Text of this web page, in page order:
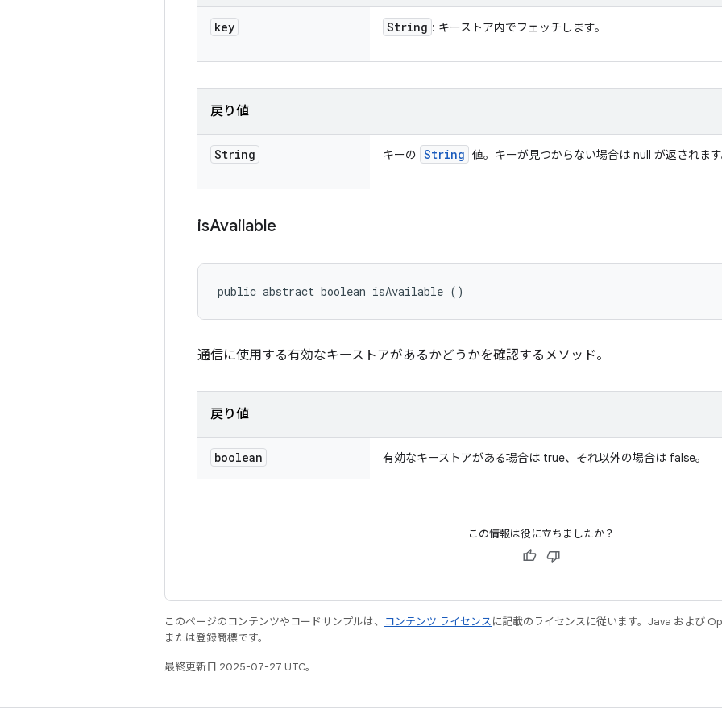
key String : キーストア内でフェッチします。
戻り値
String キーの String 値。キーが見つからない場合は null が返されま
isAvailable
public abstract boolean isAvailable ()
通信に使用する有効なキーストアがあるかどうかを確認するメソッド。
戻り値
boolean 有効なキーストアがある場合は true、それ以外の場合は false。
この情報は役に立ちましたか？
このページのコンテンツやコードサンプルは、 コンテンツ ライセンスに記載のライセンスに従います。Java および
または登録商標です。
最終更新日 2025-07-27 UTC。